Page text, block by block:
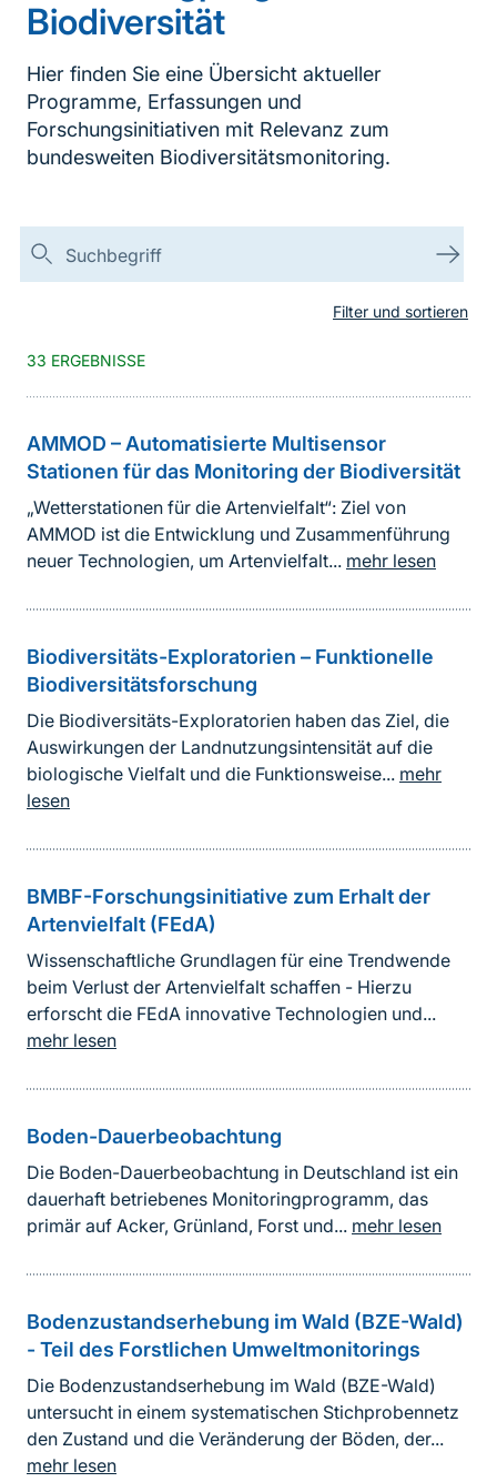
Biodiversität
Hier finden Sie eine Übersicht aktueller
Programme, Erfassungen und
Forschungsinitiativen mit Relevanz zum
bundesweiten Biodiversitätsmonitoring.
Suchen
Filter und sortieren
33 ERGEBNISSE
AMMOD – Automatisierte Multisensor
Stationen für das Monitoring der Biodiversität
„Wetterstationen für die Artenvielfalt“: Ziel von
AMMOD ist die Entwicklung und Zusammenführung
neuer Technologien, um Artenvielfalt... mehr lesen
Biodiversitäts-Exploratorien – Funktionelle
Biodiversitätsforschung
Die Biodiversitäts-Exploratorien haben das Ziel, die
Auswirkungen der Landnutzungsintensität auf die
biologische Vielfalt und die Funktionsweise... mehr
lesen
BMBF-Forschungsinitiative zum Erhalt der
Artenvielfalt (FEdA)
Wissenschaftliche Grundlagen für eine Trendwende
beim Verlust der Artenvielfalt schaffen - Hierzu
erforscht die FEdA innovative Technologien und...
mehr lesen
Boden-Dauerbeobachtung
Die Boden-Dauerbeobachtung in Deutschland ist ein
dauerhaft betriebenes Monitoringprogramm, das
primär auf Acker, Grünland, Forst und... mehr lesen
Bodenzustandserhebung im Wald (BZE-Wald)
- Teil des Forstlichen Umweltmonitorings
Die Bodenzustandserhebung im Wald (BZE-Wald)
untersucht in einem systematischen Stichprobennetz
den Zustand und die Veränderung der Böden, der...
mehr lesen